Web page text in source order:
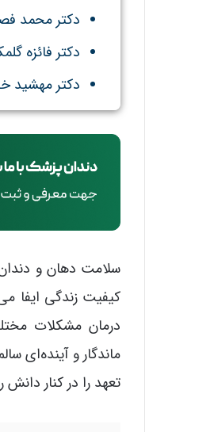
دکتر محمد
دکتر فائزه
دکتر مهشید
دکتر شیما
سلامت دهان و
کیفیت زندگی ایفا
درمان مشکلات
ماندگار و آینده‌ای
تعهد را در کنار